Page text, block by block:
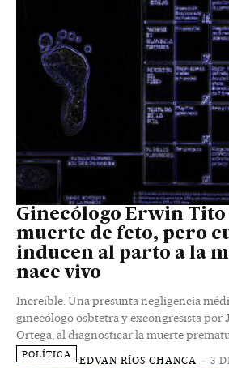
Ginecólogo Erwin
muerte de feto, pero
inducen al parto a la
nace vivo
Increíble. Una presunta negligencia
ginecólogo osbtetra y excongresista
Ortega, al diagnosticar la muerte
POLÍTICA EDVAN RÍOS CHANCA - 3